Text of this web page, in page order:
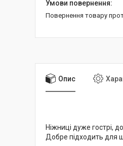
повернення товару
Опис
Ніжниці дуже гострі,
Добре підходить для